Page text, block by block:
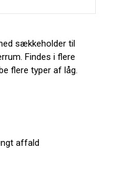
sækkeholder til
Findes i flere
flere typer af låg.
affald